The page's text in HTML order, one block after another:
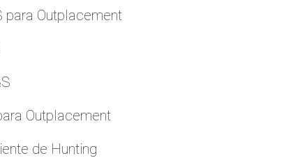
para Outplacement
Outplacement
de Hunting